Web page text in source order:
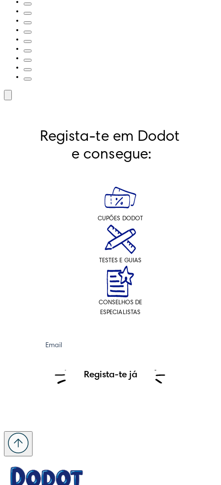
Regista-te em Dodot
e consegue:
CUPÕES DODOT
TESTES E GUIAS
CONSELHOS DE
ESPECIALISTAS
Email
Regista-te já